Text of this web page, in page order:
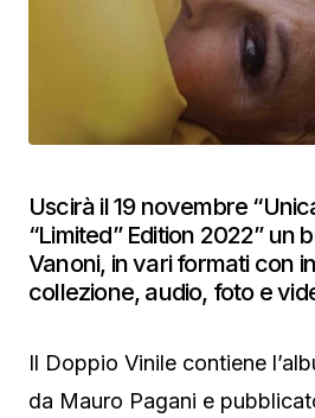
Uscirà il 19 novembre
“Limited” Edition 2022” un
Vanoni, in vari formati con
collezione, audio, foto e
Il Doppio Vinile contiene
da Mauro Pagani e